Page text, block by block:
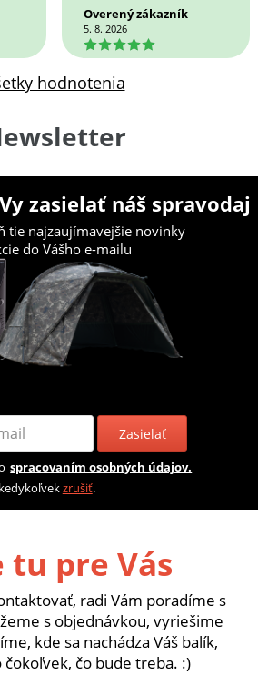
Overený zákazník
5. 8. 2026
5
hodnotenia
zasielať náš spravodaj
tie najzaujímavejšie novinky
do Vášho e-mailu
Zasielať
spracovaním osobných údajov.
zrušiť.
tu pre Vás
radi Vám poradíme s
s objednávkou, vyriešime
kde sa nachádza Váš balík,
čo bude treba. :)